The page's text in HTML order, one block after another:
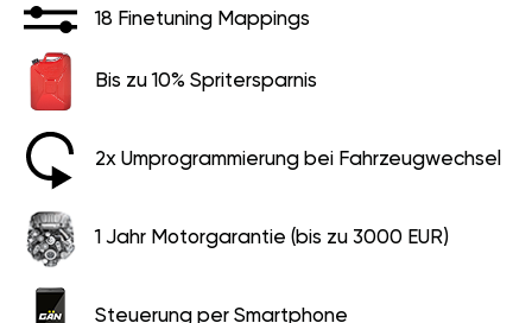
18 Finetuning Mappings
Bis zu 10% Spritersparnis
2x Umprogrammierung bei Fahrzeugwechsel
1 Jahr Motorgarantie (bis zu 3000 EUR)
Steuerung per Smartphone